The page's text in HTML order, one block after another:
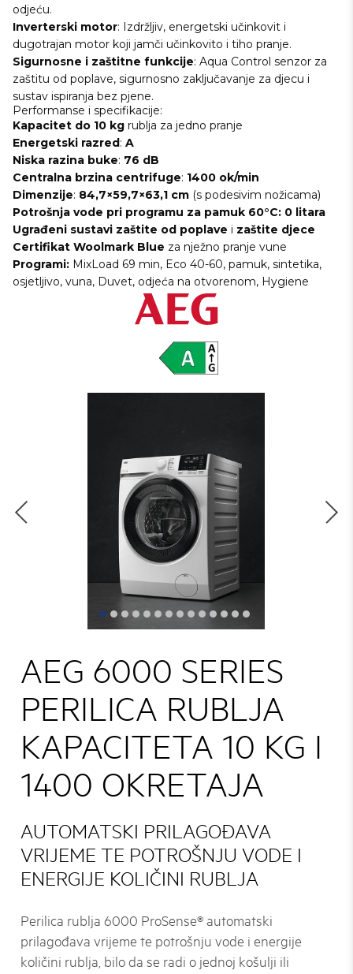
odjeću.
Inverterski motor: Izdržljiv, energetski učinkovit i
dugotrajan motor koji jamči učinkovito i tiho pranje.
Sigurnosne i zaštitne funkcije: Aqua Control senzor za
zaštitu od poplave, sigurnosno zaključavanje za djecu i
sustav ispiranja bez pjene.
Performanse i specifikacije:
Kapacitet do 10 kg rublja za jedno pranje
Energetski razred: A
Niska razina buke: 76 dB
Centralna brzina centrifuge: 1400 ok/min
Dimenzije: 84,7×59,7×63,1 cm (s podesivim nožicama)
Potrošnja vode pri programu za pamuk 60°C: 0 litara
Ugrađeni sustavi zaštite od poplave i zaštite djece
Certifikat Woolmark Blue za nježno pranje vune
Programi: MixLoad 69 min, Eco 40-60, pamuk, sintetika,
osjetljivo, vuna, Duvet, odjeća na otvorenom, Hygiene
AEG 6000 SERIES
PERILICA RUBLJA
KAPACITETA 10 KG I
1400 OKRETAJA
AUTOMATSKI PRILAGOĐAVA
VRIJEME TE POTROŠNJU VODE I
ENERGIJE KOLIČINI RUBLJA
Perilica rublja 6000 ProSense® automatski
prilagođava vrijeme te potrošnju vode i energije
količini rublja, bilo da se radi o jednoj košulji ili